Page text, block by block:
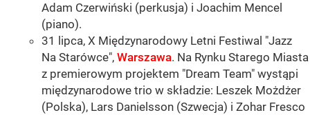
Adam Czerwiński (perkusja) i Joachim Mencel
(piano).
31 lipca, X Międzynarodowy Letni Festiwal "Jazz
Na Starówce", Warszawa. Na Rynku Starego Miasta
z premierowym projektem "Dream Team" wystąpi
międzynarodowe trio w składzie: Leszek Możdżer
(Polska), Lars Danielsson (Szwecja) i Zohar Fresco